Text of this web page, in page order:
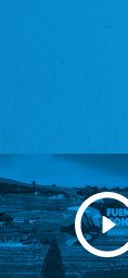
Youth of European
Youth of European
Zentralrat der
e.V.
Central Council of
Zentralrat